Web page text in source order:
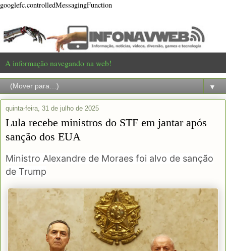
googlefc.controlledMessagingFunction
A informação navegando na web!
▼
quinta-feira, 31 de julho de 2025
Lula recebe ministros do STF em jantar após
sanção dos EUA
Ministro Alexandre de Moraes foi alvo de sanção
de Trump